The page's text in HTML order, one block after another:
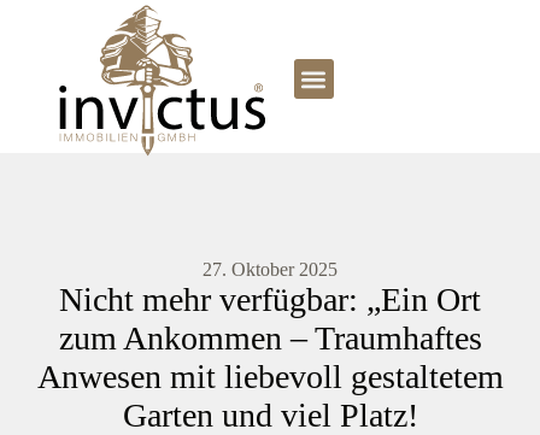
27. Oktober 2025
Nicht mehr verfügbar: „Ein Ort
zum Ankommen – Traumhaftes
Anwesen mit liebevoll gestaltetem
Garten und viel Platz!